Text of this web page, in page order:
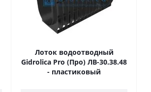
Лоток водоотводный
Gidrolica Pro (Про) ЛВ-30.38.48
- пластиковый